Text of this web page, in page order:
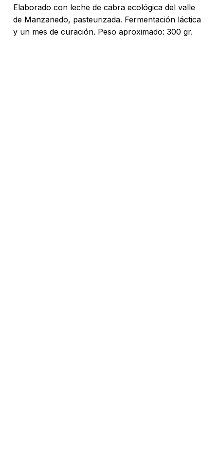
Elaborado con leche de cabra ecológica del valle
de Manzanedo, pasteurizada. Fermentación láctica
y un mes de curación. Peso aproximado: 300 gr.